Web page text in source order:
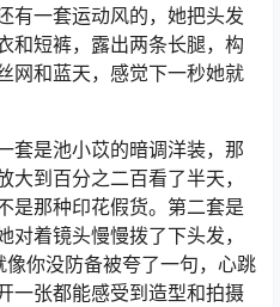
有一套运动风的，她把头发
和短裤，露出两条长腿，构
网和蓝天，感觉下一秒她就
套是池小苡的暗调洋装，那
到百分之二百看了半天，
是那种印花假货。第二套是
着镜头慢慢拨了下头发，
你没防备被夸了一句，心跳
一张都能感受到造型和拍摄